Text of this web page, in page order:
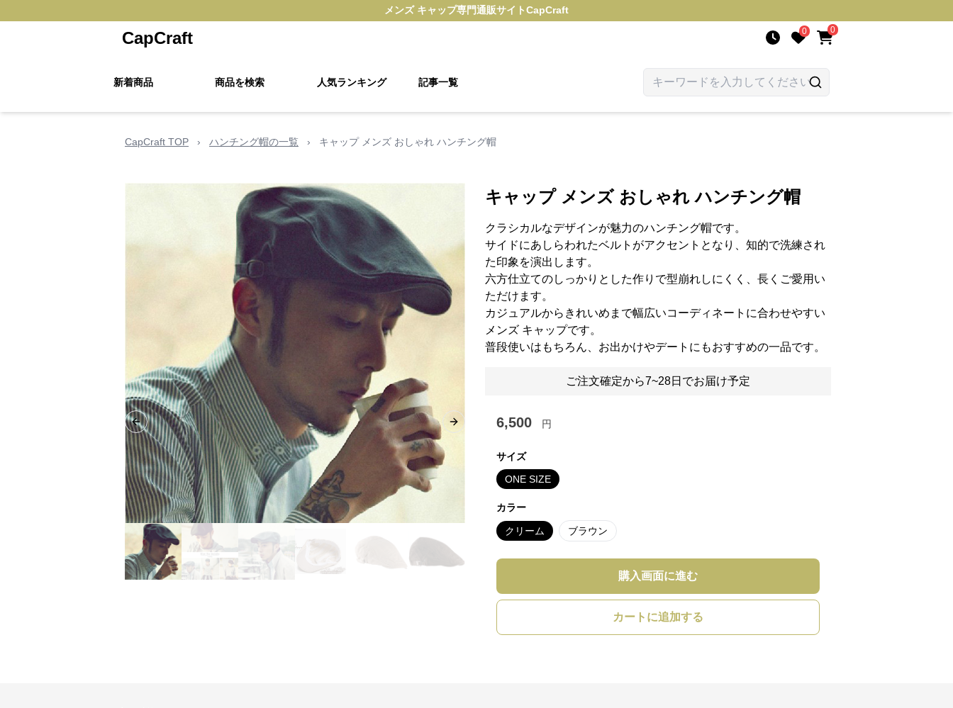
メンズ キャップ専門通販サイトCapCraft
CapCraft 0 0
新着商品 商品を検索 人気ランキング 記事一覧
CapCraft TOP › ハンチング帽の一覧 › キャップ メンズ おしゃれ ハンチング帽
Previous slide Next slide
キャップ メンズ おしゃれ ハンチング帽
クラシカルなデザインが魅力のハンチング帽です。
サイドにあしらわれたベルトがアクセントとなり、知的で洗練され
た印象を演出します。
六方仕立てのしっかりとした作りで型崩れしにくく、長くご愛用い
ただけます。
カジュアルからきれいめまで幅広いコーディネートに合わせやすい
メンズ キャップです。
普段使いはもちろん、お出かけやデートにもおすすめの一品です。
ご注文確定から7~28日でお届け予定
6,500 円
サイズ
ONE SIZE
カラー
クリーム ブラウン
購入画面に進む
カートに追加する